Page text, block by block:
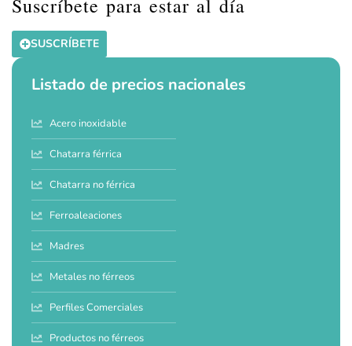
Suscríbete para estar al día
SUSCRÍBETE
Listado de precios nacionales
Acero inoxidable
Chatarra férrica
Chatarra no férrica
Ferroaleaciones
Madres
Metales no férreos
Perfiles Comerciales
Productos no férreos